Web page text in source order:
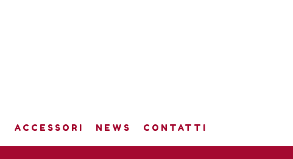
ACCESSORI NEWS CONTATTI